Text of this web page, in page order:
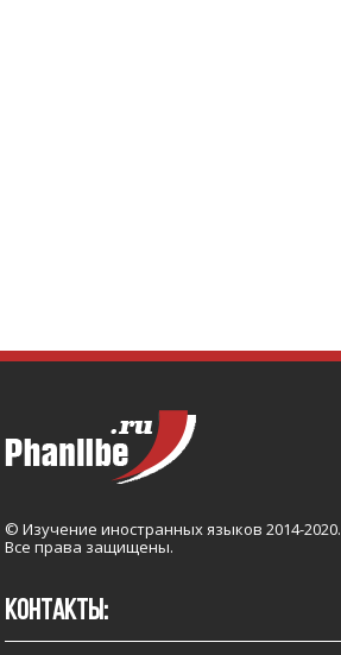
© Изучение иностранных языков 2014-2020.
Все права защищены.
КОНТАКТЫ: